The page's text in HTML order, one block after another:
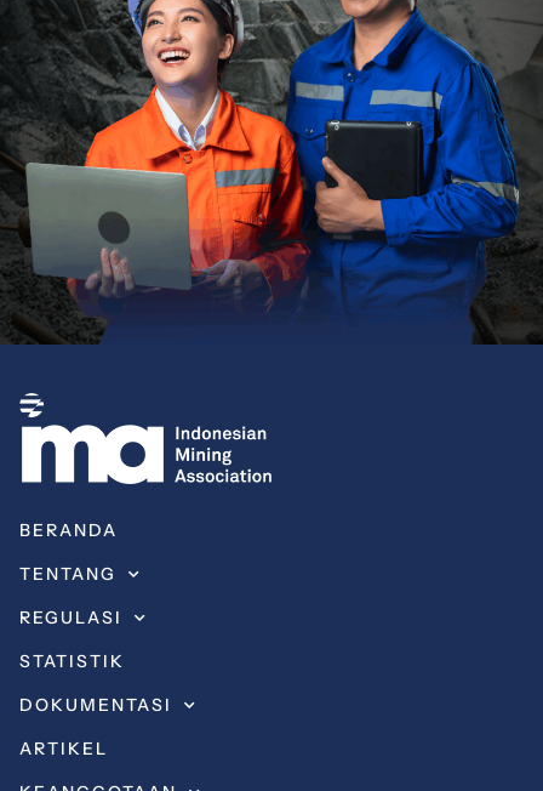
BERANDA
TENTANG
REGULASI
STATISTIK
DOKUMENTASI
ARTIKEL